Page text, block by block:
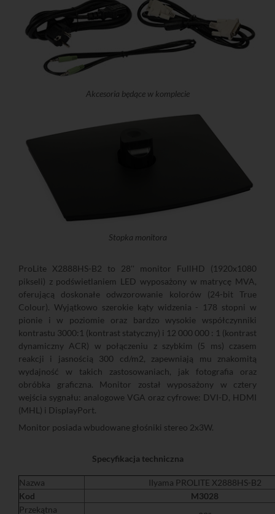
Akcesoria będące w komplecie
Stopka monitora
ProLite X2888HS-B2 to 28'' monitor FullHD (1920x1080
pikseli) z podświetlaniem LED wyposażony w matrycę MVA,
oferującą doskonałe odwzorowanie kolorów (24-bit True
Colour). Wyjątkowo szerokie kąty widzenia - 178 stopni w
pionie i w poziomie oraz bardzo wysokie współczynniki
kontrastu 3000:1 (kontrast statyczny) i 12 000 000 : 1 (kontrast
dynamiczny ACR) w połączeniu z szybkim (5 ms) czasem
reakcji i jasnością 300 cd/m2, zapewniają mu znakomitą
wydajność w takich zastosowaniach, jak fotografia oraz
obróbka graficzna. Monitor został wyposażony w cztery
wejścia sygnału: analogowe VGA oraz cyfrowe: DVI-D, HDMI
(MHL) i DisplayPort.
Monitor posiada wbudowane głośniki stereo 2x3W.
Specyfikacja techniczna
Nazwa
IIyama PROLITE X2888HS-B2
Kod
M3028
Przekątna